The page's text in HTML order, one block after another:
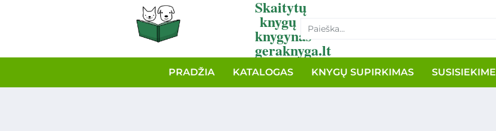
Skaitytų
knygų
knygynas
geraknyga.lt
PRADŽIA KATALOGAS KNYGŲ SUPIRKIMAS SUSISIEKIME